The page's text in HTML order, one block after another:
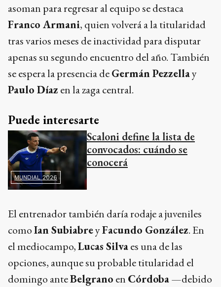
asoman para regresar al equipo se destaca
Franco Armani, quien volverá a la titularidad
tras varios meses de inactividad para disputar
apenas su segundo encuentro del año. También
se espera la presencia deGermán Pezzellay
Paulo Díaz en la zaga central.
Puede interesarte
MUNDIAL 2026
Scaloni define la lista de
convocados: cuándo se
conocerá
El entrenador también daría rodaje a juveniles
comoIan SubiabreyFacundo González. En
el mediocampo,Lucas Silvaes una de las
opciones, aunque su probable titularidad el
domingo anteBelgrano en Córdoba—debido